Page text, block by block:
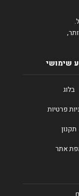
שימושי
בלוג
פרטיות
תקנון
אתר